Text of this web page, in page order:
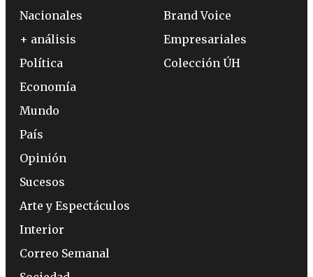
Nacionales
+ análisis
Política
Economía
Mundo
País
Opinión
Sucesos
Arte y Espectáculos
Interior
Correo Semanal
Brand Voice
Empresariales
Colección ÚH